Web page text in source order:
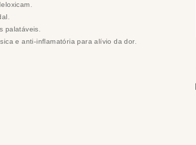
palatáveis.
e anti-inflamatória para alívio da dor.